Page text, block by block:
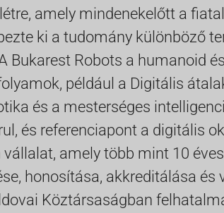
amely mindenekelőtt a
ki a tudomány különböző
Bukarest Robots a humanoid
például a Digitális
és a mesterséges
és referenciapont a digitális
amely több mint 10
honosítása, akkreditálása és
Köztársaságban